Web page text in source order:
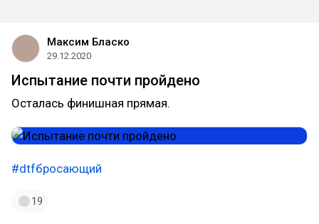
Максим Бласко
29.12.2020
Испытание почти пройдено
Осталась финишная прямая.
#dtfбросающий
19